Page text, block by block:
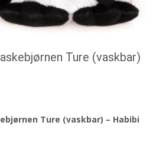
Ture (vaskbar)
Ture (vaskbar) – Habibi